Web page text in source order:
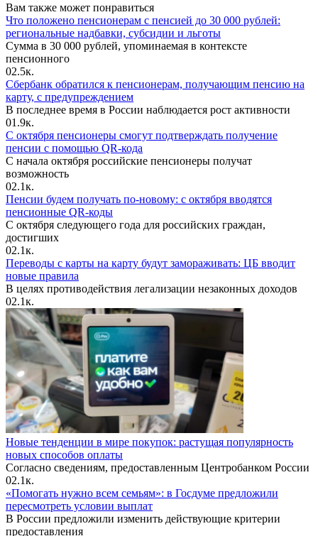
Вам также может понравиться
Что положено пенсионерам с пенсией до 30 000 рублей:
региональные надбавки, субсидии и льготы
Сумма в 30 000 рублей, упоминаемая в контексте
пенсионного
02.5к.
Сбербанк обратился к пенсионерам, получающим пенсию на
карту, с предупреждением
В последнее время в России наблюдается рост активности
01.9к.
С октября пенсионеры смогут подтверждать получение
пенсии с помощью QR-кода
С начала октября российские пенсионеры получат
возможность
02.1к.
Пенсии будем получать по-новому: с октября вводятся
пенсионные QR-коды
С октября следующего года для российских граждан,
достигших
02.1к.
Переводы с карты на карту будут замораживать: ЦБ вводит
новые правила
В целях противодействия легализации незаконных доходов
02.1к.
Новые тенденции в мире покупок: растущая популярность
новых способов оплаты
Согласно сведениям, предоставленным Центробанком России
02.1к.
«Помогать нужно всем семьям»: в Госдуме предложили
пересмотреть условии выплат
В России предложили изменить действующие критерии
предоставления